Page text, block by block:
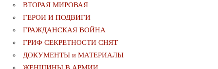
ВТОРАЯ МИРОВАЯ
ГЕРОИ И ПОДВИГИ
ГРАЖДАНСКАЯ ВОЙНА
ГРИФ СЕКРЕТНОСТИ СНЯТ
ДОКУМЕНТЫ и МАТЕРИАЛЫ
ЖЕНЩИНЫ В АРМИИ